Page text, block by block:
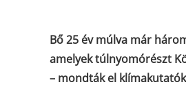
Bő 25 év múlva már
amelyek túlnyomórészt
– mondták el